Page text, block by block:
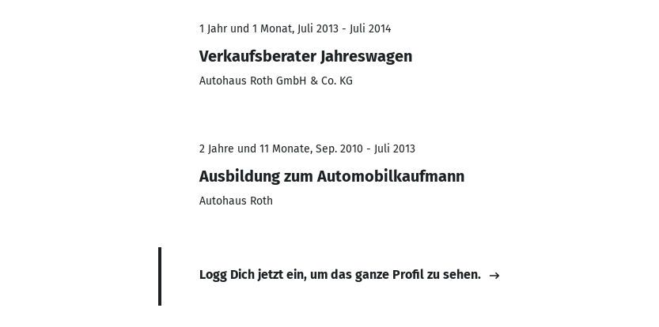
1 Jahr und 1 Monat, Juli 2013 - Juli 2014
Verkaufsberater Jahreswagen
Autohaus Roth GmbH & Co. KG
2 Jahre und 11 Monate, Sep. 2010 - Juli 2013
Ausbildung zum Automobilkaufmann
Autohaus Roth
Logg Dich jetzt ein, um das ganze Profil zu sehen.